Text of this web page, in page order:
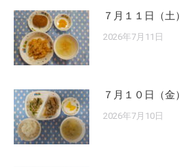
７月１１日（土）
2026年7月11日
７月１０日（金）
2026年7月10日